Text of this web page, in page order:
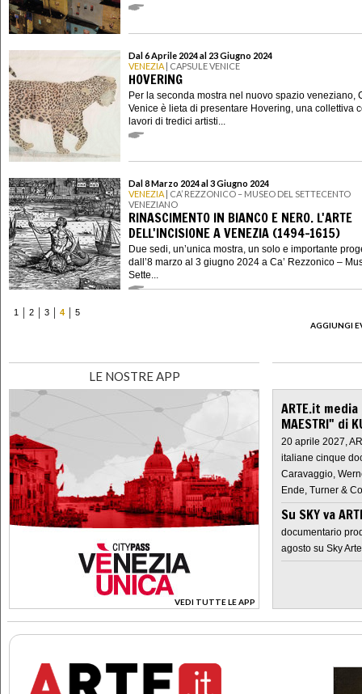
Dal 6 Aprile 2024 al 23 Giugno 2024
VENEZIA | CAPSULE VENICE
HOVERING
Per la seconda mostra nel nuovo spazio veneziano,
Venice è lieta di presentare Hovering, una collettiva
lavori di tredici artisti...
Dal 8 Marzo 2024 al 3 Giugno 2024
VENEZIA | CA’ REZZONICO – MUSEO DEL SETTECENTO
VENEZIANO
RINASCIMENTO IN BIANCO E NERO. L'ARTE
DELL'INCISIONE A VENEZIA (1494-1615)
Due sedi, un’unica mostra, un solo e importante
dall’8 marzo al 3 giugno 2024 a Ca’ Rezzonico –
Sette...
1 2 3 4
5
AGGIUNGI
LE NOSTRE APP
VEDI TUTTE LE APP
>
ARTE.it
MAESTRI" di
20 aprile 2027,
italiane cinque
Caravaggio,
Ende, Turner &
Su SKY va
documentario
agosto su Sky Arte